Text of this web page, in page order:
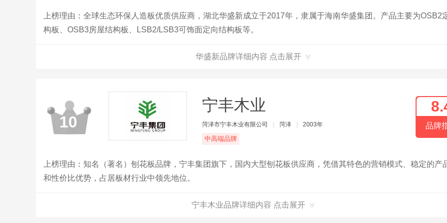
上榜理由：全球生态环保人造板优质供应商，湖北华盛新成立于2017年，隶属于海南华盛集团。产品主要为OSB2
构板、OSB3房屋结构板、LSB2/LSB3可饰面定向结构板等。
华盛新品牌详细内容 点击展开
10
宁丰木业
菏泽市宁丰木业有限公司 菏泽 2003年
中高端品牌
品牌
上榜理由：知名（著名）刨花板品牌，宁丰集团旗下，国内大型刨花板供应商，凭借其特色的营销模式、稳定的产
和性价比优势，占居板材行业中领先地位。
宁丰木业品牌详细内容 点击展开